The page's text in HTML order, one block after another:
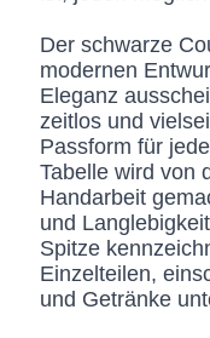
Der schwarze
modernen
Eleganz
zeitlos und
Passform für
Tabelle wird von
Handarbeit
und
Spitze
Einzelteilen,
und Getränke